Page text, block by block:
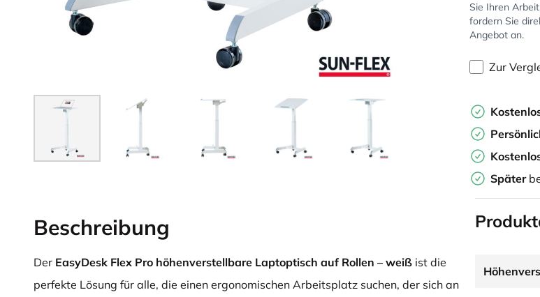
Sie Ihren
fordern Sie
Angebot an.
Zur
Später
Beschreibung
Der EasyDesk Flex Pro höhenverstellbare Laptop­tisch auf Rollen – weiß ist die
perfekte Lösung für alle, die einen ergonomischen Arbeitsplatz suchen, der sich an